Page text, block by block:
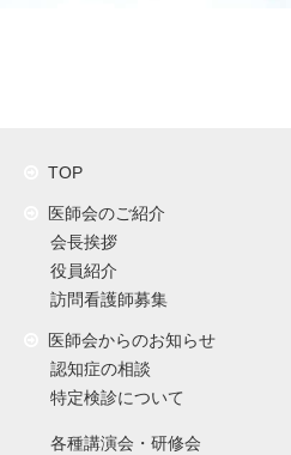
TOP
医師会のご紹介
会長挨拶
役員紹介
訪問看護師募集
医師会からのお知らせ
認知症の相談
特定検診について
各種講演会・研修会